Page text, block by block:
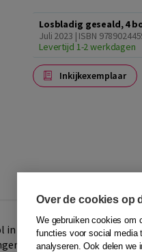
Losbladig geseald, 4
Juli 2023 | ISBN
Levertijd 1-2 werkdagen
Inkijkexemplaar
het dagelijks leven.
vinden, reizen boeken en
Over de cookies op
We gebruiken cookies om
functies voor social media
analyseren. Ook delen we